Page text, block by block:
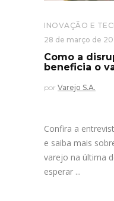
INOVAÇÃO E
28 de março de
Como a
beneficia o
por Varejo S.A.
Confira a
e saiba mais
varejo na última
esperar